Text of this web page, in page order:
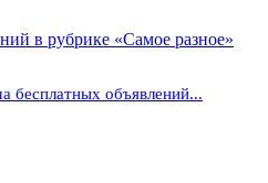
в рубрике «Самое разное»
бесплатных объявлений...